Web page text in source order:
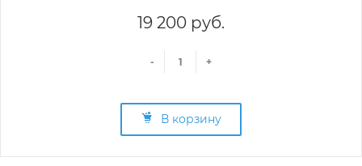
19 200 руб.
- +
В корзину